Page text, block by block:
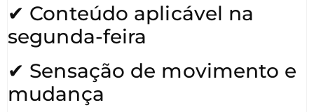
✔ Conteúdo aplicável na
segunda-feira
✔ Sensação de movimento e
mudança